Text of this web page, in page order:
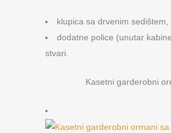
klupica sa drvenim sedištem,
dodatne police (unutar
stvari.
Kasetni garderobni